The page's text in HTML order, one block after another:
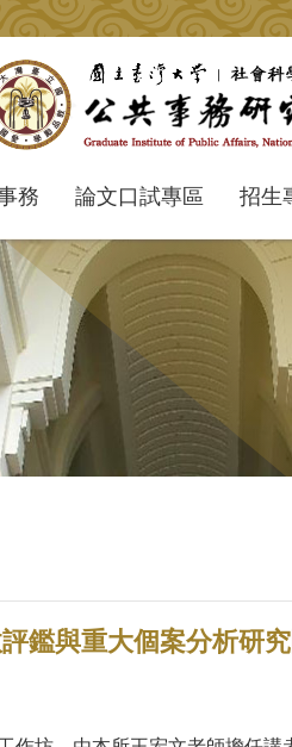
務 論文口試專區 招生
鑑與重大個案分析研